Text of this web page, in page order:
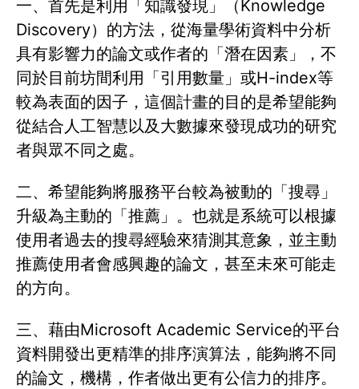
一、首先是利用「知識發現」（Knowledge
Discovery）的方法，從海量學術資料中分析
具有影響力的論文或作者的「潛在因素」，不
同於目前坊間利用「引用數量」或H-index等
較為表面的因子，這個計畫的目的是希望能夠
從結合人工智慧以及大數據來發現成功的研究
者與眾不同之處。
二、希望能夠將服務平台較為被動的「搜尋」
升級為主動的「推薦」。也就是系統可以根據
使用者過去的搜尋經驗來猜測其意象，並主動
推薦使用者會感興趣的論文，甚至未來可能走
的方向。
三、藉由Microsoft Academic Service的平台
資料開發出更精準的排序演算法，能夠將不同
的論文，機構，作者做出更有公信力的排序。